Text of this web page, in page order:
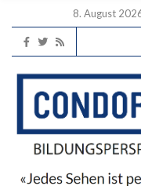
8. August